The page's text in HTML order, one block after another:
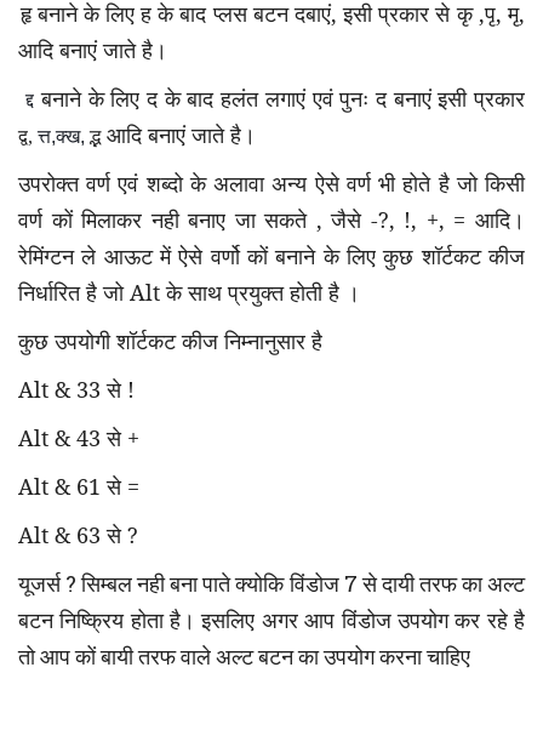
हृ बनाने के लिए ह के बाद प्लस बटन दबाएं, इसी प्रकार से कृ ,पृ, मृ,
आदि बनाएं जाते है।
द्द बनाने के लिए द के बाद हलंत लगाएं एवं पुनः द बनाएं इसी प्रकार
द्व,त्त,क्ख, द्भआदि बनाएं जाते है।
उपरोक्त वर्ण एवं शब्दो के अलावा अन्य ऐसे वर्ण भी होते है जो किसी
वर्ण कों मिलाकर नही बनाए जा सकते , जैसे -?, !, +, = आदि।
रेमिंग्टन ले आऊट में ऐसे वर्णो कों बनाने के लिए कुछ शॉर्टकट कीज
निर्धारित है जो Alt के साथ प्रयुक्त होती है ।
कुछ उपयोगी शॉर्टकट कीज निम्नानुसार है
Alt &33 से !
Alt &43 से +
Alt & 61से =
Alt & 63से?
यूजर्स?सिम्बल नही बना पाते क्योकि विंडोज 7 से दायी तरफ का अल्ट
बटन निष्क्रिय होता है। इसलिए अगर आप विंडोज उपयोग कर रहे है
तो आप कों बायी तरफ वाले अल्ट बटन का उपयोग करना चाहिए